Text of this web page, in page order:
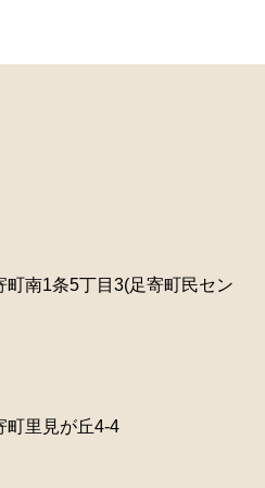
南1条5丁目3(足寄町民セン
町里見が丘4-4